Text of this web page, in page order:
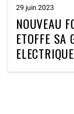
29 juin 2023
NOUVEAU
ETOFFE SA